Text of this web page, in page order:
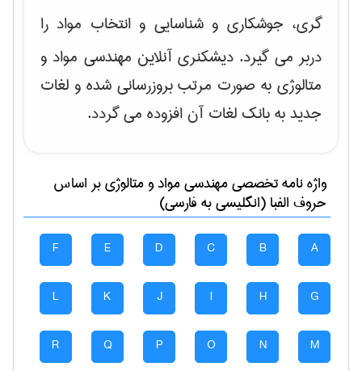
گری، جوشکاری و شناسایی و انتخاب مواد را
دربر می گیرد. دیشکنری آنلاین مهندسی مواد و
متالوژی به صورت مرتب بروزرسانی شده و لغات
جدید به بانک لغات آن افزوده می گردد.
واژه نامه تخصصیمهندسی مواد و متالوژیبر اساس
حروف الفبا (انگلیسی به فارسی)
A
B
C
D
E
F
G
H
I
J
K
L
M
N
O
P
Q
R